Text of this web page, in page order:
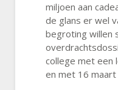
miljoen aan
de glans er wel
begroting willen
college met een
en met 16 maart